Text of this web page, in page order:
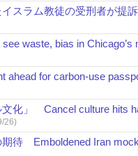
イスラム教徒の受刑者が提
waste, bias in Chicago’s
for carbon-use
化」 Cancel culture hits
26)
待 Emboldened Iran